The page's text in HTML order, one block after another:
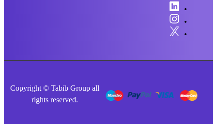
Copyright © Tabib Group all
rights reserved.